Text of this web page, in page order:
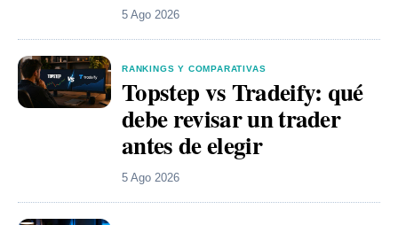
5 Ago 2026
RANKINGS Y COMPARATIVAS
Topstep vs Tradeify: qué
debe revisar un trader
antes de elegir
5 Ago 2026